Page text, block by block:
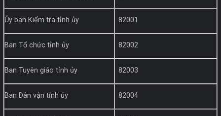
Ủy ban Kiểm tra tỉnh ủy 82001
Ban Tổ chức tỉnh ủy 82002
Ban Tuyên giáo tỉnh ủy 82003
Ban Dân vận tỉnh ủy 82004